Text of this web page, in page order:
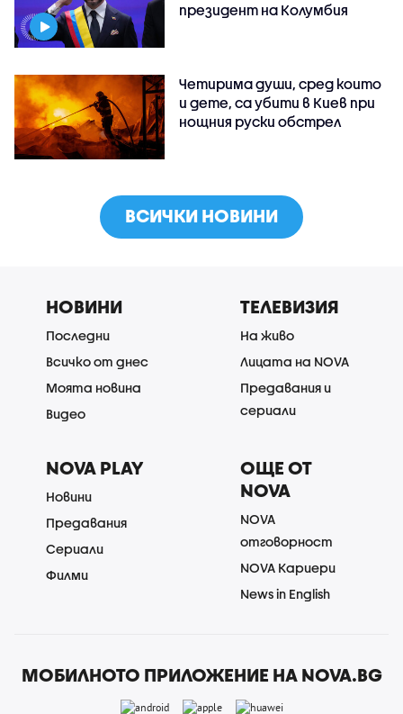
президент на Колумбия
Четирима души, сред които
и дете, са убити в Киев при
нощния руски обстрел
ВСИЧКИ НОВИНИ
НОВИНИ
Последни
Всичко от днес
Моята новина
Видео
ТЕЛЕВИЗИЯ
На живо
Лицата на NOVA
Предавания и
сериали
NOVA PLAY
Новини
Предавания
Сериали
Филми
ОЩЕ ОТ
NOVA
NOVA
отговорност
NOVA Кариери
News in English
МОБИЛНОТО ПРИЛОЖЕНИЕ НА NOVA.BG